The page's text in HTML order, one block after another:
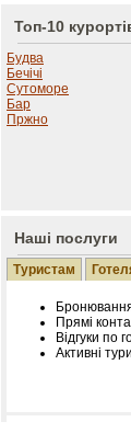
Топ-10
Будва
Бечічі
Сутоморе
Бар
Пржно
Наші послуги
Туристам
Прямі
Відгуки по
Активні тури